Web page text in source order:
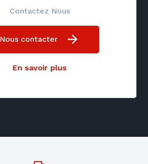
Contactez Nous
Nous contacter
En savoir plus